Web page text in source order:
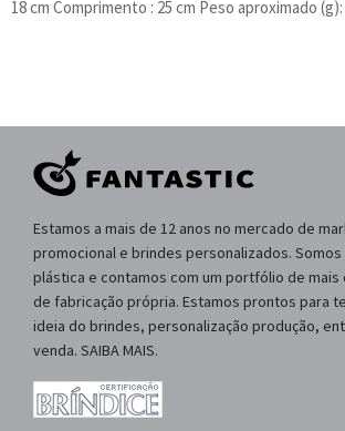
18 cm Comprimento : 25 cm Peso aproximado (g):
Estamos a mais de 12 anos no mercado de
promocional e brindes personalizados. Somos
plástica e contamos com um portfólio de mais
de fabricação própria. Estamos prontos para
ideia do brindes, personalização produção,
venda. SAIBA MAIS.